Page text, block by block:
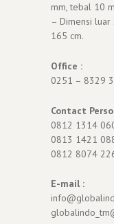
mm, tebal 10
– Dimensi
165 cm.
Office :
0251 – 8329
Contact
0812 1314
0813 1421
0812 8074
E-mail :